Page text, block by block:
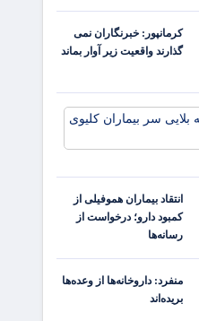
کرمانپور: خبرنگاران نمی
گذارند واقعیت زیر آوار بماند
انتقاد بیماران هموفیلی از
کمبود دارو؛ درخواست از
رسانه‌ها
منفرد: داروخانه‌ها از وعده‌ها
بریده‌اند